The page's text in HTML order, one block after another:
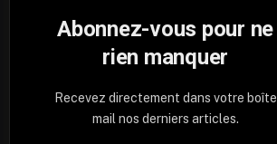
Abonnez-vous pour ne
rien manquer
Recevez directement dans votre boîte
mail nos derniers articles.